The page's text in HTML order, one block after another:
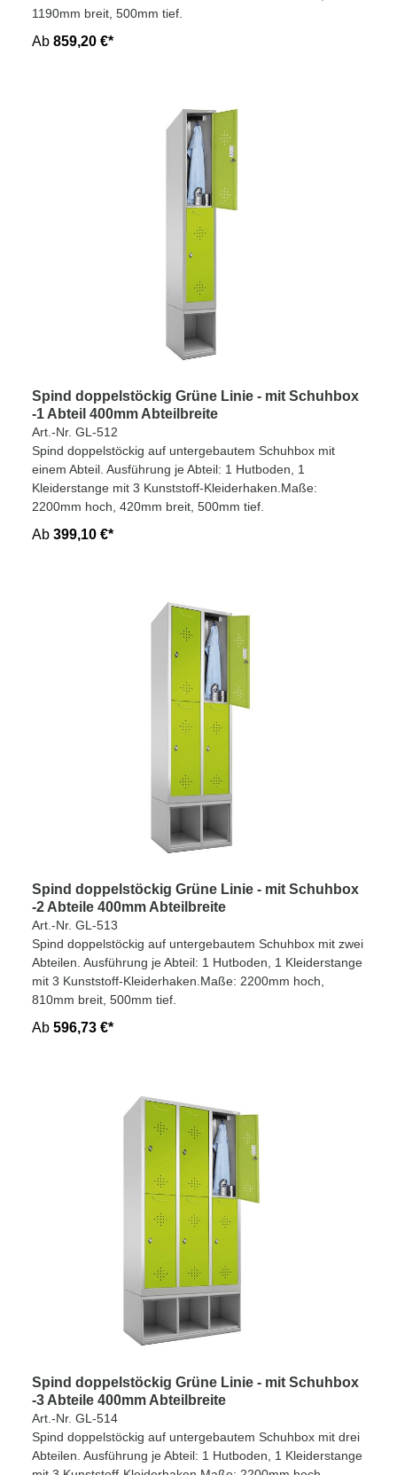
1190mm breit, 500mm tief.
Ab 859,20 €*
Spind doppelstöckig Grüne Linie - mit Schuhbox
-1 Abteil 400mm Abteilbreite
Art.-Nr. GL-512
Spind doppelstöckig auf untergebautem Schuhbox mit
einem Abteil. Ausführung je Abteil: 1 Hutboden, 1
Kleiderstange mit 3 Kunststoff-Kleiderhaken.Maße:
2200mm hoch, 420mm breit, 500mm tief.
Ab 399,10 €*
Spind doppelstöckig Grüne Linie - mit Schuhbox
-2 Abteile 400mm Abteilbreite
Art.-Nr. GL-513
Spind doppelstöckig auf untergebautem Schuhbox mit zwei
Abteilen. Ausführung je Abteil: 1 Hutboden, 1 Kleiderstange
mit 3 Kunststoff-Kleiderhaken.Maße: 2200mm hoch,
810mm breit, 500mm tief.
Ab 596,73 €*
Spind doppelstöckig Grüne Linie - mit Schuhbox
-3 Abteile 400mm Abteilbreite
Art.-Nr. GL-514
Spind doppelstöckig auf untergebautem Schuhbox mit drei
Abteilen. Ausführung je Abteil: 1 Hutboden, 1 Kleiderstange